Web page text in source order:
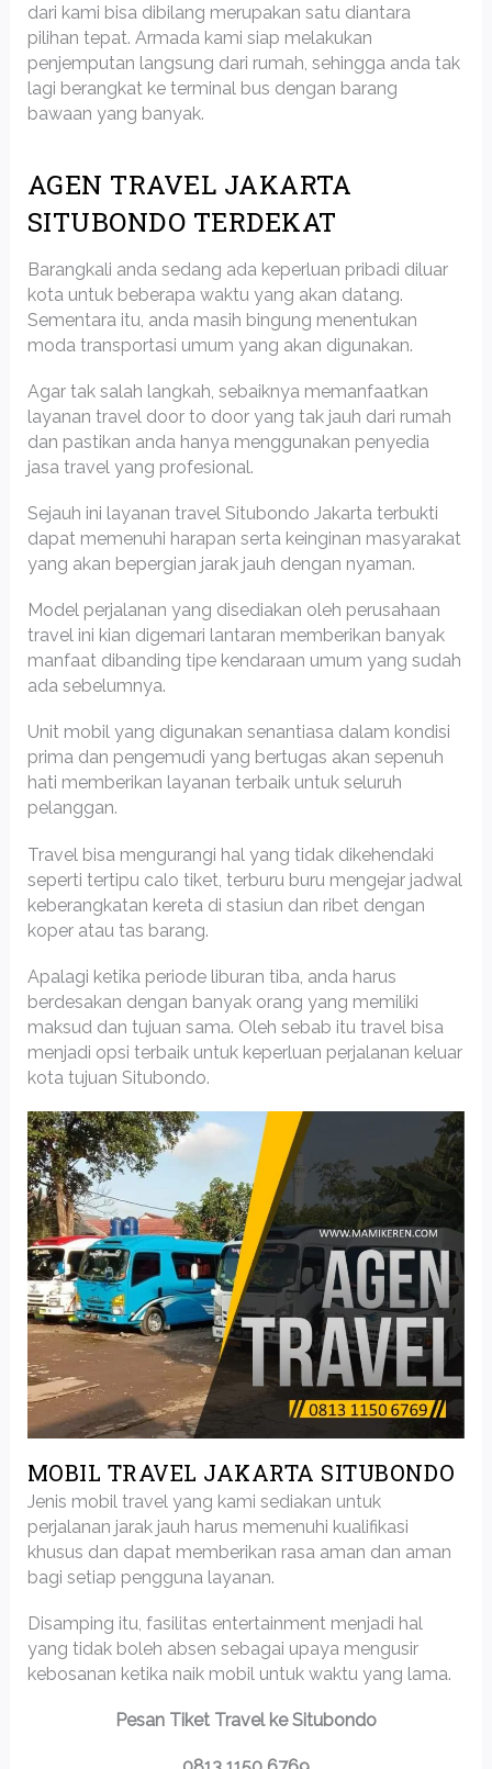
dari kami bisa dibilang merupakan satu diantara
pilihan tepat. Armada kami siap melakukan
penjemputan langsung dari rumah, sehingga anda tak
lagi berangkat ke terminal bus dengan barang
bawaan yang banyak.
AGEN TRAVEL JAKARTA
SITUBONDO TERDEKAT
Barangkali anda sedang ada keperluan pribadi diluar
kota untuk beberapa waktu yang akan datang.
Sementara itu, anda masih bingung menentukan
moda transportasi umum yang akan digunakan.
Agar tak salah langkah, sebaiknya memanfaatkan
layanan travel door to door yang tak jauh dari rumah
dan pastikan anda hanya menggunakan penyedia
jasa travel yang profesional.
Sejauh ini layanan travel Situbondo Jakarta terbukti
dapat memenuhi harapan serta keinginan masyarakat
yang akan bepergian jarak jauh dengan nyaman.
Model perjalanan yang disediakan oleh perusahaan
travel ini kian digemari lantaran memberikan banyak
manfaat dibanding tipe kendaraan umum yang sudah
ada sebelumnya.
Unit mobil yang digunakan senantiasa dalam kondisi
prima dan pengemudi yang bertugas akan sepenuh
hati memberikan layanan terbaik untuk seluruh
pelanggan.
Travel bisa mengurangi hal yang tidak dikehendaki
seperti tertipu calo tiket, terburu buru mengejar jadwal
keberangkatan kereta di stasiun dan ribet dengan
koper atau tas barang.
Apalagi ketika periode liburan tiba, anda harus
berdesakan dengan banyak orang yang memiliki
maksud dan tujuan sama. Oleh sebab itu travel bisa
menjadi opsi terbaik untuk keperluan perjalanan keluar
kota tujuan Situbondo.
MOBIL TRAVEL JAKARTA SITUBONDO
Jenis mobil travel yang kami sediakan untuk
perjalanan jarak jauh harus memenuhi kualifikasi
khusus dan dapat memberikan rasa aman dan aman
bagi setiap pengguna layanan.
Disamping itu, fasilitas entertainment menjadi hal
yang tidak boleh absen sebagai upaya mengusir
kebosanan ketika naik mobil untuk waktu yang lama.
Pesan Tiket Travel ke Situbondo